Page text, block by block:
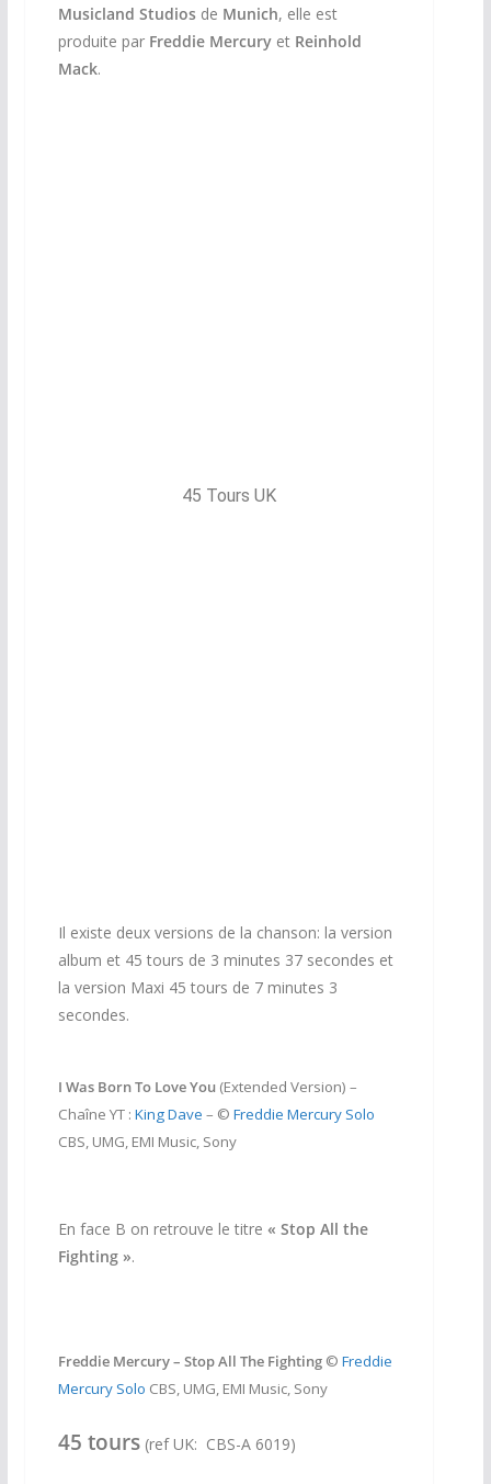
Musicland Studiosde Munich, elle est
produite par Freddie Mercuryet Reinhold
Mack.
45 Tours UK
Il existe deux versions de la chanson: la version
album et 45 tours de 3 minutes 37 secondes et
la version Maxi 45 tours de 7 minutes 3
secondes.
I Was Born To Love You(Extended Version) –
Chaîne YT : King Dave – © Freddie Mercury Solo
CBS, UMG, EMI Music, Sony
En face B on retrouve le titre « Stop All the
Fighting ».
Freddie Mercury – Stop All The Fighting© Freddie
Mercury Solo CBS, UMG, EMI Music, Sony
45 tours(ref UK: CBS-A 6019)